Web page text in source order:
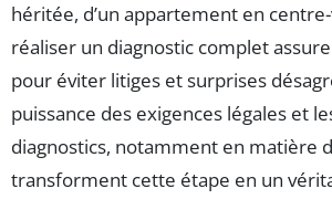
héritée, d’un appartement en
réaliser un diagnostic complet
pour éviter litiges et surprises
puissance des exigences légales et
diagnostics, notamment en matière
transforment cette étape en un